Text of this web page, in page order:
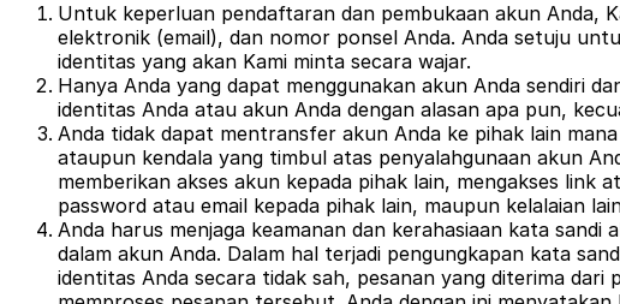
Untuk keperluan pendaftaran dan pembukaan akun Anda,
elektronik (email), dan nomor ponsel Anda. Anda setuju
identitas yang akan Kami minta secara wajar.
Hanya Anda yang dapat menggunakan akun Anda sendiri
identitas Anda atau akun Anda dengan alasan apa pun,
Anda tidak dapat mentransfer akun Anda ke pihak lain
ataupun kendala yang timbul atas penyalahgunaan akun
memberikan akses akun kepada pihak lain, mengakses
password atau email kepada pihak lain, maupun kelalaian
Anda harus menjaga keamanan dan kerahasiaan kata
dalam akun Anda. Dalam hal terjadi pengungkapan kata
identitas Anda secara tidak sah, pesanan yang diterima